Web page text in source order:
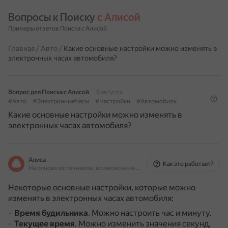
Вопросы к Поиску с Алисой
Примеры ответов Поиска с Алисой
Главная / Авто / Какие основные настройки можно изменять в
электронных часах автомобиля?
Вопрос для Поиска с Алисой
9 августа
#Авто
#ЭлектронныеЧасы #Настройки #Автомобиль
Какие основные настройки можно изменять в
электронных часах автомобиля?
Алиса
На основе источников, возможны неточности
Как это работает?
Некоторые основные настройки, которые можно
изменять в электронных часах автомобиля:
Время будильника. Можно настроить час и минуту.
Текущее время. Можно изменить значения секунд,